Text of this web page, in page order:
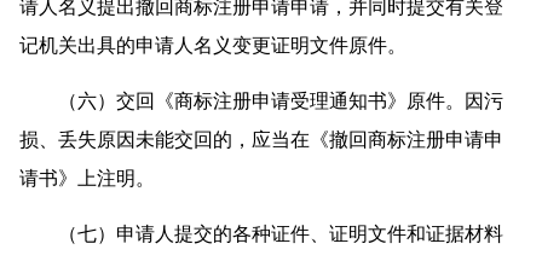
请人名义提出撤回商标注册申请申请，并同时提交有关登
记机关出具的申请人名义变更证明文件原件。
（六）交回《商标注册申请受理通知书》原件。因污
损、丢失原因未能交回的，应当在《撤回商标注册申请申
请书》上注明。
（七）申请人提交的各种证件、证明文件和证据材料